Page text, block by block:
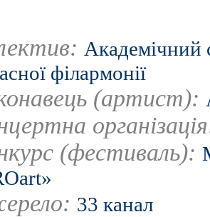
Академічний
філармонії
(артист):
(фестиваль):
33 канал